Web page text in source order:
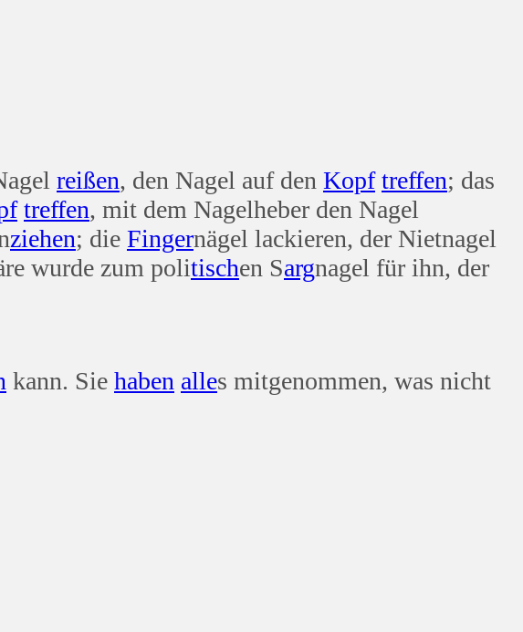
reißen, den Nagel auf den Kopf treffen; das
treffen, mit dem Nagelheber den Nagel
ziehen; die Fingernägel lackieren, der Nietnagel
wurde zum politischen Sargnagel für ihn, der
kann. Sie haben alles mitgenommen, was nicht